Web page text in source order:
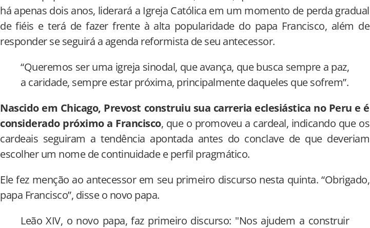
há apenas dois anos, liderará a Igreja Católica em um momento de perda gradual
de fiéis e terá de fazer frente à alta popularidade do papa Francisco, além de
responder se seguirá a agenda reformista de seu antecessor.
“Queremos ser uma igreja sinodal, que avança, que busca sempre a paz,
a caridade, sempre estar próxima, principalmente daqueles que sofrem”.
Nascido em Chicago, Prevost construiu sua carreria eclesiástica no Peru e é
considerado próximo a Francisco, que o promoveu a cardeal, indicando que os
cardeais seguiram a tendência apontada antes do conclave de que deveriam
escolher um nome de continuidade e perfil pragmático.
Ele fez menção ao antecessor em seu primeiro discurso nesta quinta. “Obrigado,
papa Francisco”, disse o novo papa.
Leão XIV, o novo papa, faz primeiro discurso: "Nos ajudem a construir